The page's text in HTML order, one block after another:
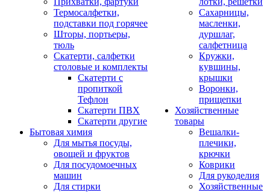
Термосалфетки,
подставки под горячее
Шторы, портьеры,
тюль
Скатерти, салфетки
столовые и комплекты
Скатерти с
пропиткой
Тефлон
Скатерти ПВХ
Скатерти другие
Бытовая химия
Для мытья посуды,
овощей и фруктов
Для посудомоечных
машин
Для стирки
Сахарницы,
масленки,
дуршлаг,
салфетница
Кружки,
кувшины,
крышки
Воронки,
прищепки
Хозяйственные
товары
Вешалки-
плечики,
крючки
Коврики
Для рукоделия
Хозяйственные